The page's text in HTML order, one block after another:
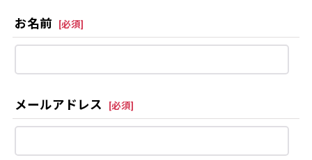
お名前 [必須]
メールアドレス [必須]